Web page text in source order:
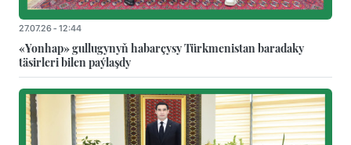
27.07.26 - 12:44
«Yonhap» gullugynyň habarçysy Türkmenistan baradaky
täsirleri bilen paýlaşdy